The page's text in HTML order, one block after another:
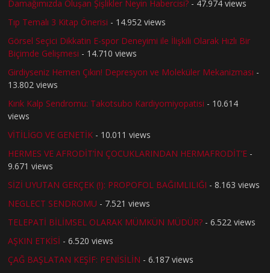
Damağımızda Oluşan Şişlikler Neyin Habercisi? - 47.974 views
Tıp Temalı 3 Kitap Önerisi - 14.952 views
Görsel Seçici Dikkatin E-spor Deneyimi ile İlişkili Olarak Hızlı Bir
Biçimde Gelişmesi - 14.710 views
Girdiyseniz Hemen Çıkın! Depresyon ve Moleküler Mekanizması -
13.802 views
Kırık Kalp Sendromu: Takotsubo Kardiyomiyopatisi - 10.614
views
VİTİLİGO VE GENETİK - 10.011 views
HERMES VE AFRODİT’İN ÇOCUKLARINDAN HERMAFRODİT’E -
9.671 views
SİZİ UYUTAN GERÇEK (!): PROPOFOL BAĞIMLILIĞI - 8.163 views
NEGLECT SENDROMU - 7.521 views
TELEPATİ BİLİMSEL OLARAK MÜMKÜN MÜDÜR? - 6.522 views
AŞKIN ETKİSİ - 6.520 views
ÇAĞ BAŞLATAN KEŞİF: PENİSİLİN - 6.187 views